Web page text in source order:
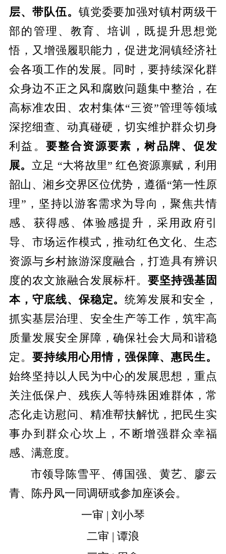
层、带队伍。 镇党委要加强对镇村两级干
部的管理、教育、培训，既提升思想觉
悟，又增强履职能力，促进龙洞镇经济社
会各项工作的发展。同时，要持续深化群
众身边不正之风和腐败问题集中整治，在
高标准农田、农村集体“三资”管理等领域
深挖细查、动真碰硬，切实维护群众切身
利益。要整合资源要素，树品牌、促发
展。 立足 “大将故里” 红色资源禀赋，利用
韶山、湘乡交界区位优势，遵循“第一性原
理”，坚持以游客需求为导向，聚焦共情
感、获得感、体验感提升，采用政府引
导、市场运作模式，推动红色文化、生态
资源与乡村旅游深度融合，打造具有辨识
度的农文旅融合发展标杆。要坚持强基固
本，守底线、保稳定。统筹发展和安全，
抓实基层治理、安全生产等工作，筑牢高
质量发展安全屏障，确保社会大局和谐稳
定。 要持续用心用情，强保障、惠民生。
始终坚持以人民为中心的发展思想，重点
关注低保户、残疾人等特殊困难群体，常
态化走访慰问、精准帮扶解忧，把民生实
事办到群众心坎上，不断增强群众幸福
感、满意度。
市领导陈雪平、傅国强、黄艺、廖云
青、陈丹凤一同调研或参加座谈会。
一审 | 刘小琴
二审 | 谭浪